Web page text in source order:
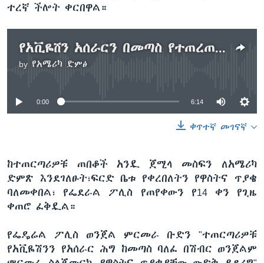
ተረኛ ችሎት ቀርበዋል።
የአቪዬሸን አሰራርን በመጣስ የተጠረጠሩ 6 ሰዎች ፍርድ ቤት ቀረቡ
by የአሜሪካ ድምፅ
No media source currently available
0:00 6:14
ቀጥተኛ መገናኛ
ከተጠርጣሪዎቹ ጠበቆች አንዷ ጀሚላ መስፍን ለአሜሪካ
ድምጽ እንደገለፁት፣ፍርድ ቤቱ የቀረበለትን የዋስትና ጥያቄ
ባለመቀበል፣ የፌደራል ፖሊስ የጠየቀውን የ14 ቀን የጊዜ
ቀጠሮ ፈቅዷል።
የፌዴሬል ፖሊስ ወንጀል ምርመራ ቡድን "ተጠርጣሪዎቹ
የአቪዬሽንን የአሰራር ሕግ ከመጣስ ባለፈ በሽብር ወንጀልም